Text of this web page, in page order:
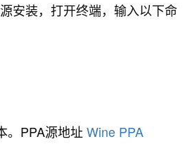
安装，打开终端，输入以下命
。PPA源地址 Wine PPA